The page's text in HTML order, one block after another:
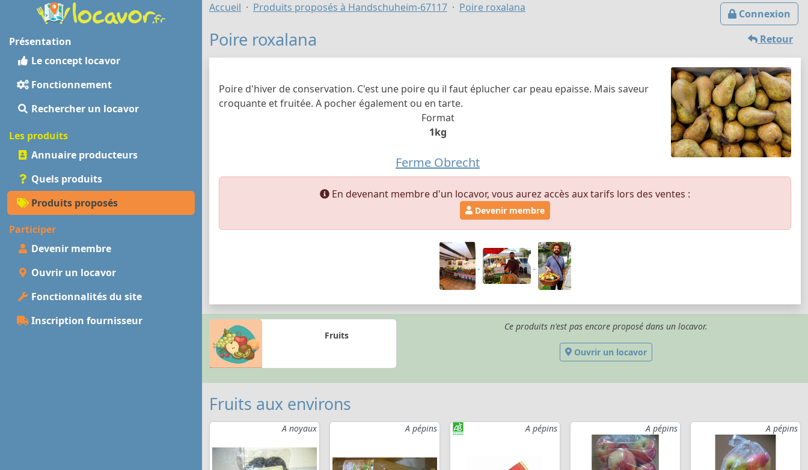
Présentation
Le concept locavor
Fonctionnement
Rechercher un locavor
Les produits
Annuaire producteurs
Quels produits
Produits proposés
Participer
Devenir membre
Ouvrir un locavor
Fonctionnalités du site
Inscription fournisseur
Connexion
Accueil Produits proposés à Handschuheim-67117 Poire roxalana
Retour
Poire roxalana
Poire d'hiver de conservation. C'est une poire qu il faut éplucher car peau epaisse. Mais saveur
croquante et fruitée. A pocher également ou en tarte.
Format
1kg
Ferme Obrecht
En devenant membre d'un locavor, vous aurez accès aux tarifs lors des ventes :
Devenir membre
Fruits
Ce produits n'est pas encore proposé dans un locavor.
Ouvrir un locavor
Fruits aux environs
A noyaux A pépins A pépins A pépins A pépins